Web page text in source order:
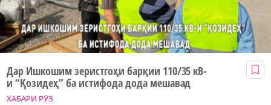
ХАБАРИ РӮЗ
Дар Ишкошим зеристгоҳи барқии 110/35 кВ-
и “Қозидеҳ” ба истифода дода мешавад